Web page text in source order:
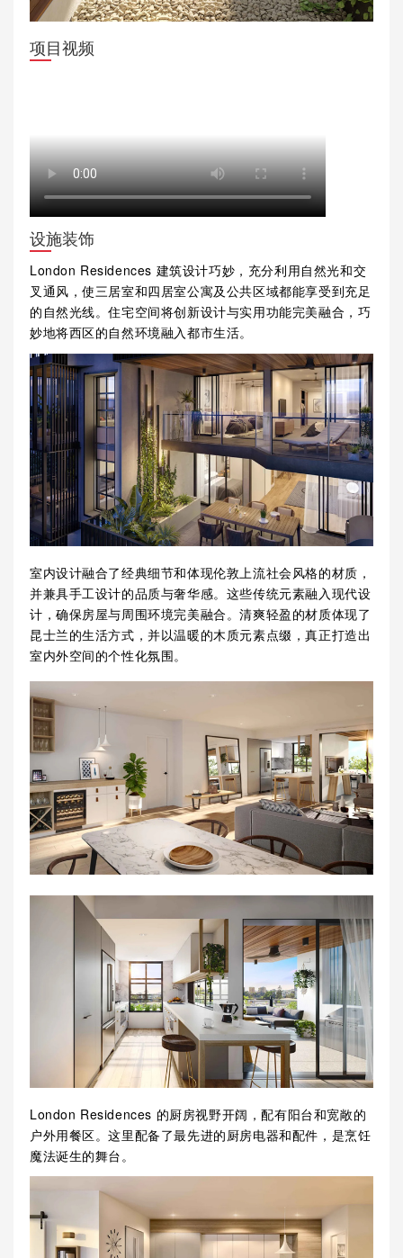
项目视频
设施装饰
London Residences 建筑设计巧妙，充分利用自然光和交
叉通风，使三居室和四居室公寓及公共区域都能享受到充足
的自然光线。住宅空间将创新设计与实用功能完美融合，巧
妙地将西区的自然环境融入都市生活。
室内设计融合了经典细节和体现伦敦上流社会风格的材质，
并兼具手工设计的品质与奢华感。这些传统元素融入现代设
计，确保房屋与周围环境完美融合。清爽轻盈的材质体现了
昆士兰的生活方式，并以温暖的木质元素点缀，真正打造出
室内外空间的个性化氛围。
London Residences 的厨房视野开阔，配有阳台和宽敞的
户外用餐区。这里配备了最先进的厨房电器和配件，是烹饪
魔法诞生的舞台。